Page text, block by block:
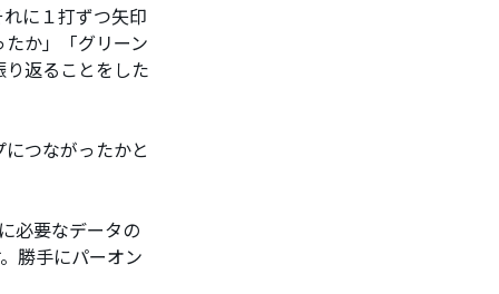
に１打ずつ矢印
か」「グリーン
返ることをした
つながったかと
必要なデータの
勝手にパーオン